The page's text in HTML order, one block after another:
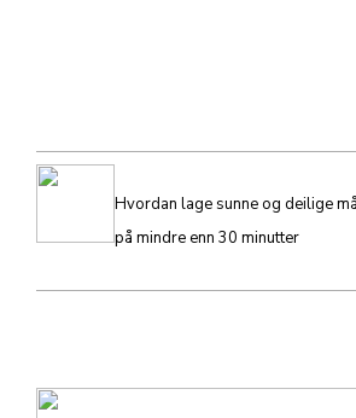
Hvordan lage sunne og deilige
på mindre enn 30 minutter